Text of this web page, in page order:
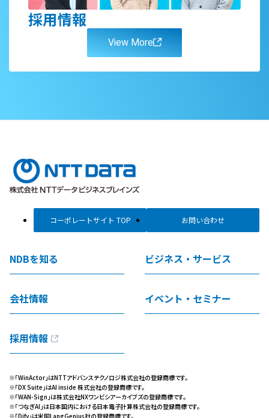
採用情報
View More
コーポレートサイト TOP お問い合わせ
NDBを知る ビジネス・サービス
会社情報 イベント・セミナー
採用情報
※「WinActor」はNTTアドバンステクノロジ株式会社の登録商標です。
※「DX Suite」はAI inside 株式会社の登録商標です。
※「WAN-Sign」は株式会社NXワンビシアーカイブズの登録商標です。
※「つなぎAI」は日本国内における日本電子計算株式会社の登録商標です。
※「Dify」は米国LangGenius社の登録商標です。